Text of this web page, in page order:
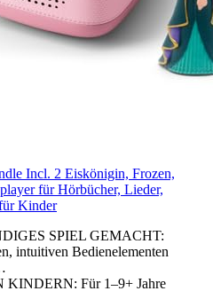
Incl. 2 Eiskönigin, Frozen,
für Hörbücher, Lieder,
Kinder
SPIEL GEMACHT:
intuitiven Bedienelementen
Für 1–9+ Jahre